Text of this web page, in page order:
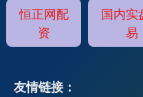
恒正网配
资
国内实
易
友情链接：